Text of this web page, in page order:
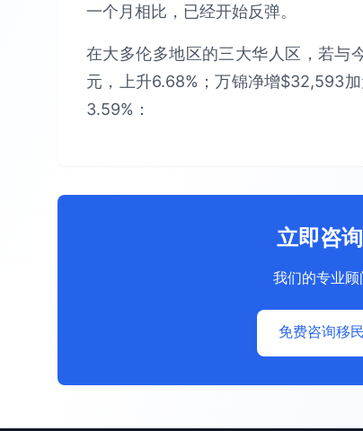
一个月相比，已经开始反弹。
在大多伦多地区的三大华人区，若与
元，上升6.68%；万锦净增$32,593
3.59%：
立即咨
我们的专业
免费咨询移